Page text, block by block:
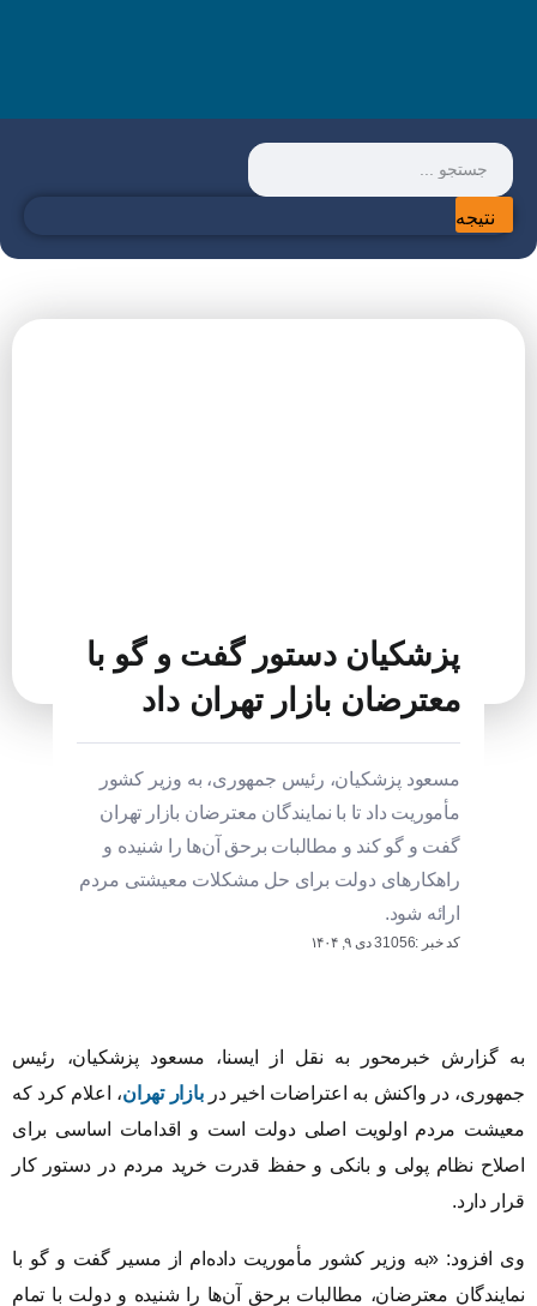
نتیجه
پزشکیان دستور گفت و گو با
معترضان بازار تهران داد
مسعود پزشکیان، رئیس جمهوری، به وزیر کشور
مأموریت داد تا با نمایندگان معترضان بازار تهران
گفت و گو کند و مطالبات برحق آن‌ها را شنیده و
راهکارهای دولت برای حل مشکلات معیشتی مردم
ارائه شود.
کد خبر :31056 دی ۹, ۱۴۰۴
به گزارش خبرمحور به نقل از ایسنا، مسعود پزشکیان، رئیس
جمهوری، در واکنش به اعتراضات اخیر دربازار تهران، اعلام کرد که
معیشت مردم اولویت اصلی دولت است و اقدامات اساسی برای
اصلاح نظام پولی و بانکی و حفظ قدرت خرید مردم در دستور کار
قرار دارد.
وی افزود: «به وزیر کشور مأموریت داده‌ام از مسیر گفت و گو با
نمایندگان معترضان، مطالبات برحق آن‌ها را شنیده و دولت با تمام